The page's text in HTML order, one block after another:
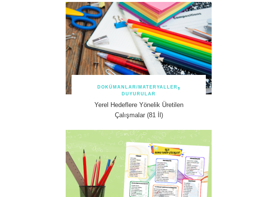
DOKÜMANLAR/MATERYALLER
DUYURULAR
Yerel Hedeflere Yönelik Üretilen
Çalışmalar (81 İl)